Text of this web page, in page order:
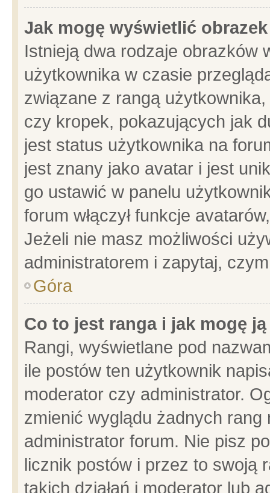
Jak mogę wyświetlić
Istnieją dwa rodzaje obrazków
użytkownika w czasie
związane z rangą
czy kropek, pokazujących jak
jest status użytkownika na
jest znany jako avatar i jest
go ustawić w panelu
forum włączył funkcje
Jeżeli nie masz możliwości
administratorem i zapytaj,
Góra
Co to jest ranga i jak mogę
Rangi, wyświetlane pod
ile postów ten użytkownik
moderator czy administrator.
zmienić wyglądu żadnych
administrator forum. Nie pisz
licznik postów i przez to swoją
takich działań i moderator lub